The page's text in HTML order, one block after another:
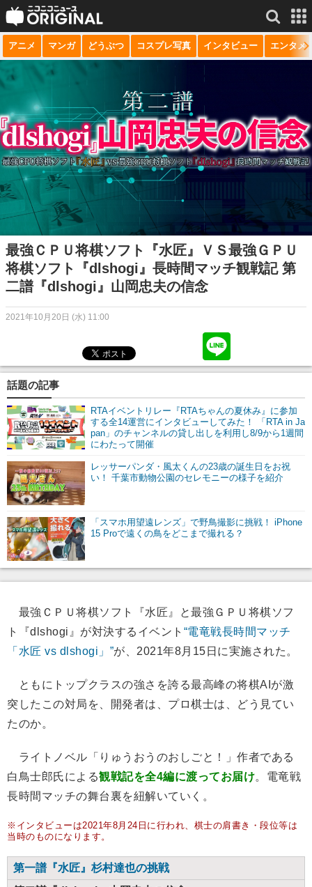
サービス一覧 もっと見る
niconico
動画
生放送
ニュース
チャンネル
マンガ
ニコニコQ
アニメ マンガ どうぶつ コスプレ写真 インタビュー エンタメ
最強ＣＰＵ将棋ソフト『水匠』ＶＳ最強ＧＰＵ
将棋ソフト『dlshogi』長時間マッチ観戦記 第
二譜『dlshogi』山岡忠夫の信念
2021年10月20日 (水) 11:00
話題の記事
RTAイベントリレー『RTAちゃんの夏休み』に参加
する全14運営にインタビューしてみた！ 「RTA in Ja
pan」のチャンネルの貸し出しを利用し8/9から1週間
にわたって開催
レッサーパンダ・風太くんの23歳の誕生日をお祝
い！ 千葉市動物公園のセレモニーの様子を紹介
「スマホ用望遠レンズ」で野鳥撮影に挑戦！ iPhone
15 Proで遠くの鳥をどこまで撮れる？
最強ＣＰＵ将棋ソフト『水匠』と最強ＧＰＵ将棋ソフ
ト『dlshogi』が対決するイベント “電竜戦長時間マッチ
「水匠 vs dlshogi」”が、2021年8月15日に実施された。
ともにトップクラスの強さを誇る最高峰の将棋AIが激
突したこの対局を、開発者は、プロ棋士は、どう見てい
たのか。
ライトノベル「りゅうおうのおしごと！」作者である
白鳥士郎氏による観戦記を全4編に渡ってお届け。電竜戦
長時間マッチの舞台裏を紐解いていく。
※インタビューは2021年8月24日に行われ、棋士の肩書き・段位等は
当時のものになります。
第一譜『水匠』杉村達也の挑戦